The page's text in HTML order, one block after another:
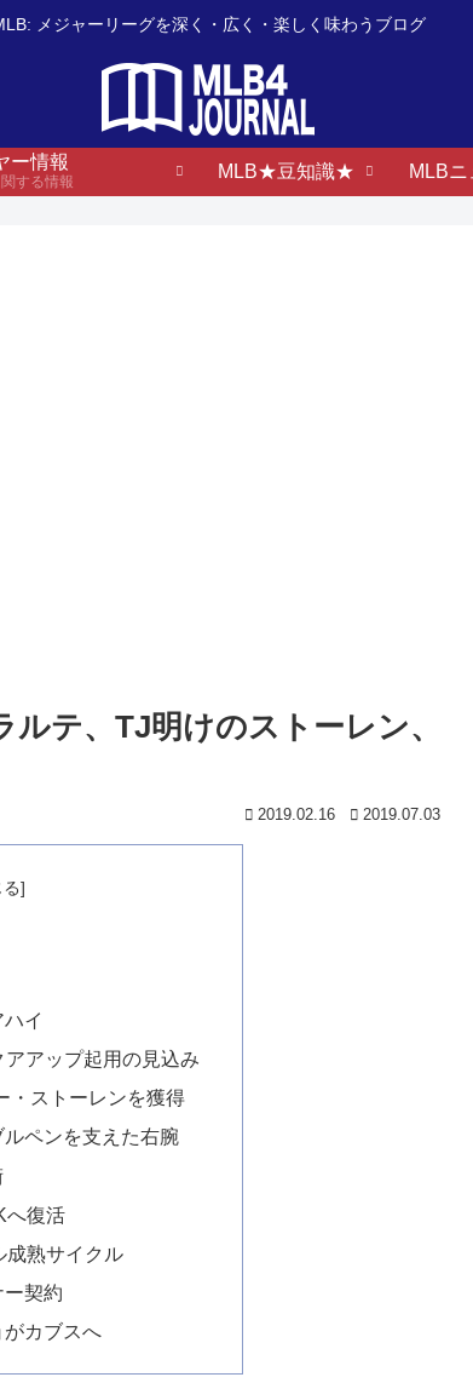
メジャーリーグを深く・広く・楽しく味わうブログ
ー情報
する情報
MLB★豆知識★ MLBニ
ルテ、TJ明けのストーレン、
2019.02.16 2019.07.03
イ
アップ起用の見込み
・ストーレンを獲得
ペンを支えた右腕
へ復活
成熟サイクル
契約
カブスへ